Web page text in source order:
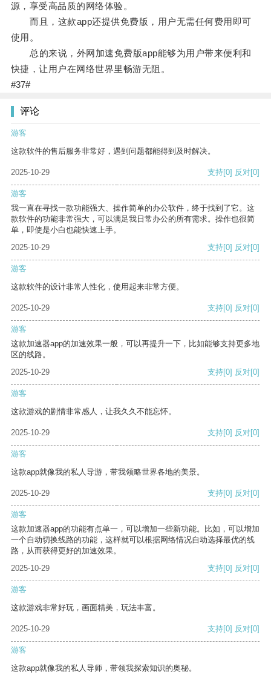
源，享受高品质的网络体验。
而且，这款app还提供免费版，用户无需任何费用即可
使用。
总的来说，外网加速免费版app能够为用户带来便利和
快捷，让用户在网络世界里畅游无阻。
#37#
评论
游客
这款软件的售后服务非常好，遇到问题都能得到及时解决。
2025-10-29 支持[0] 反对[0]
游客
我一直在寻找一款功能强大、操作简单的办公软件，终于找到了它。这
款软件的功能非常强大，可以满足我日常办公的所有需求。操作也很简
单，即使是小白也能快速上手。
2025-10-29
支持[0] 反对[0]
游客
这款软件的设计非常人性化，使用起来非常方便。
2025-10-29 支持[0] 反对[0]
游客
这款加速器app的加速效果一般，可以再提升一下，比如能够支持更多地
区的线路。
2025-10-29
支持[0] 反对[0]
游客
这款游戏的剧情非常感人，让我久久不能忘怀。
2025-10-29 支持[0] 反对[0]
游客
这款app就像我的私人导游，带我领略世界各地的美景。
2025-10-29 支持[0] 反对[0]
游客
这款加速器app的功能有点单一，可以增加一些新功能。比如，可以增加
一个自动切换线路的功能，这样就可以根据网络情况自动选择最优的线
路，从而获得更好的加速效果。
2025-10-29
支持[0] 反对[0]
游客
这款游戏非常好玩，画面精美，玩法丰富。
2025-10-29 支持[0] 反对[0]
游客
这款app就像我的私人导师，带领我探索知识的奥秘。